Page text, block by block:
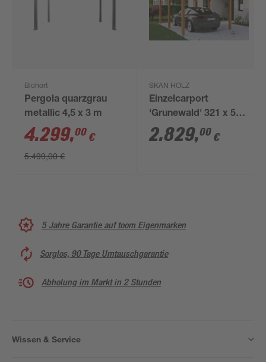
Biohort
Pergola quarzgrau
metallic 4,5 x 3 m
4.299,00 €
5.499,00 €
SKAN HOLZ
Einzelcarport
'Grunewald' 321 x 554
cm eichefarben mit
Aluminiumdach
2.829,00 €
5 Jahre Garantie auf toom Eigenmarken
Sorglos, 90 Tage Umtauschgarantie
Abholung im Markt in 2 Stunden
Wissen & Service